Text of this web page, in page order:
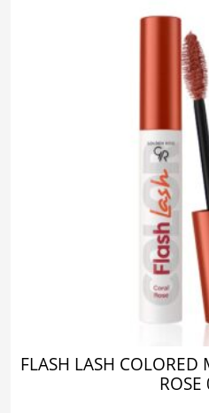
FLASH LASH COLORED
ROSE